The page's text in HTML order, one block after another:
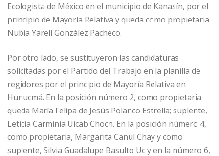
Ecologista de México en el municipio de Kanasín, por el
principio de Mayoría Relativa y queda como propietaria
Nubia Yarelí González Pacheco.
Por otro lado, se sustituyeron las candidaturas
solicitadas por el Partido del Trabajo en la planilla de
regidores por el principio de Mayoría Relativa en
Hunucmá. En la posición número 2, como propietaria
queda María Felipa de Jesús Polanco Estrella; suplente,
Leticia Carminia Uicab Choch. En la posición número 4,
como propietaria, Margarita Canul Chay y como
suplente, Silvia Guadalupe Basulto Uc y en la número 6,